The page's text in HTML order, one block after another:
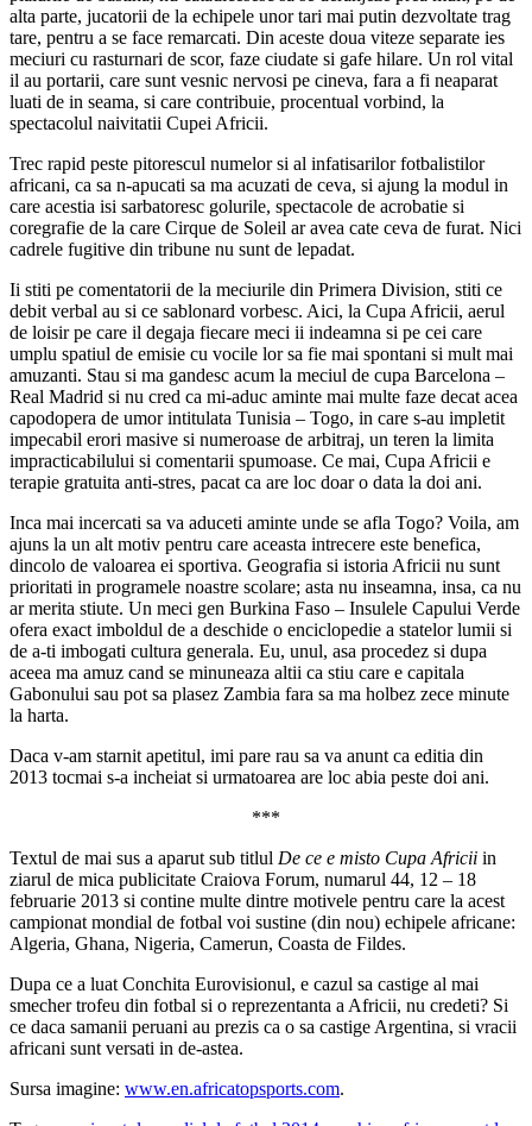
alta parte, jucatorii de la echipele unor tari mai putin dezvoltate trag
tare, pentru a se face remarcati. Din aceste doua viteze separate ies
meciuri cu rasturnari de scor, faze ciudate si gafe hilare. Un rol vital
il au portarii, care sunt vesnic nervosi pe cineva, fara a fi neaparat
luati de in seama, si care contribuie, procentual vorbind, la
spectacolul naivitatii Cupei Africii.
Trec rapid peste pitorescul numelor si al infatisarilor fotbalistilor
africani, ca sa n-apucati sa ma acuzati de ceva, si ajung la modul in
care acestia isi sarbatoresc golurile, spectacole de acrobatie si
coregrafie de la care Cirque de Soleil ar avea cate ceva de furat. Nici
cadrele fugitive din tribune nu sunt de lepadat.
Ii stiti pe comentatorii de la meciurile din Primera Division, stiti ce
debit verbal au si ce sablonard vorbesc. Aici, la Cupa Africii, aerul
de loisir pe care il degaja fiecare meci ii indeamna si pe cei care
umplu spatiul de emisie cu vocile lor sa fie mai spontani si mult mai
amuzanti. Stau si ma gandesc acum la meciul de cupa Barcelona –
Real Madrid si nu cred ca mi-aduc aminte mai multe faze decat acea
capodopera de umor intitulata Tunisia – Togo, in care s-au impletit
impecabil erori masive si numeroase de arbitraj, un teren la limita
impracticabilului si comentarii spumoase. Ce mai, Cupa Africii e
terapie gratuita anti-stres, pacat ca are loc doar o data la doi ani.
Inca mai incercati sa va aduceti aminte unde se afla Togo? Voila, am
ajuns la un alt motiv pentru care aceasta intrecere este benefica,
dincolo de valoarea ei sportiva. Geografia si istoria Africii nu sunt
prioritati in programele noastre scolare; asta nu inseamna, insa, ca nu
ar merita stiute. Un meci gen Burkina Faso – Insulele Capului Verde
ofera exact imboldul de a deschide o enciclopedie a statelor lumii si
de a-ti imbogati cultura generala. Eu, unul, asa procedez si dupa
aceea ma amuz cand se minuneaza altii ca stiu care e capitala
Gabonului sau pot sa plasez Zambia fara sa ma holbez zece minute
la harta.
Daca v-am starnit apetitul, imi pare rau sa va anunt ca editia din
2013 tocmai s-a incheiat si urmatoarea are loc abia peste doi ani.
***
Textul de mai sus a aparut sub titlul De ce e misto Cupa Africii in
ziarul de mica publicitate Craiova Forum, numarul 44, 12 – 18
februarie 2013 si contine multe dintre motivele pentru care la acest
campionat mondial de fotbal voi sustine (din nou) echipele africane:
Algeria, Ghana, Nigeria, Camerun, Coasta de Fildes.
Dupa ce a luat Conchita Eurovisionul, e cazul sa castige al mai
smecher trofeu din fotbal si o reprezentanta a Africii, nu credeti? Si
ce daca samanii peruani au prezis ca o sa castige Argentina, si vracii
africani sunt versati in de-astea.
Sursa imagine: www.en.africatopsports.com.